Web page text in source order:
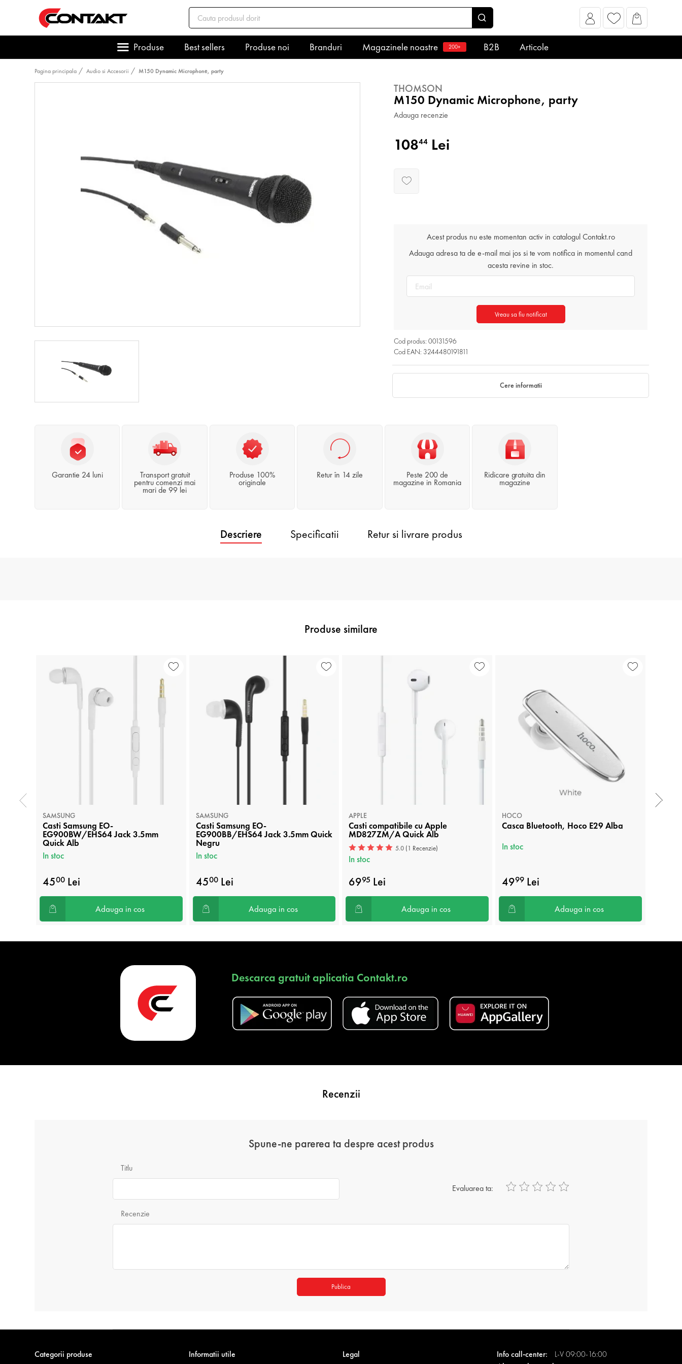
Produse Best sellers Produse noi Branduri Magazinele noastre 200+ B2B Articole
Pagina principala Audio si Accesorii M150 Dynamic Microphone, party
THOMSON
M150 Dynamic Microphone, party
Adauga recenzie
10844 Lei
Acest produs nu este momentan activ in catalogul Contakt.ro
Adauga adresa ta de e-mail mai jos si te vom notifica in momentul cand
acesta revine in stoc.
Vreau sa fiu notificat
Cod produs: 00131596
Cod EAN: 3244480191811
Cere informatii
Garantie 24 luni Transport gratuit
pentru comenzi mai
mari de 99 lei
Produse 100%
originale
Retur în 14 zile Peste 200 de
magazine in Romania
Ridicare gratuita din
magazine
Descriere Specificatii Retur si livrare produs
Produse similare
SAMSUNG
Casti Samsung EO-
EG900BW/EHS64 Jack 3.5mm
Quick Alb
In stoc
4500 Lei
Adauga in cos
SAMSUNG
Casti Samsung EO-
EG900BB/EHS64 Jack 3.5mm Quick
Negru
In stoc
4500Lei
Adauga in cos
APPLE
Casti compatibile cu Apple
MD827ZM/A Quick Alb
5.0 (1 Recenzie)
In stoc
6995 Lei
Adauga in cos
HOCO
Casca Bluetooth, Hoco E29 Alba
In stoc
4999 Lei
Adauga in cos
Descarca gratuit aplicatia Contakt.ro
Recenzii
Spune-ne parerea ta despre acest produs
Titlu
Evaluarea ta:
Recenzie
Publica
Categorii produse Informatii utile Legal Info call-center:
L-V 09:00-16:00